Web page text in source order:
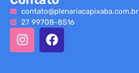
contato@plenariacapixaba.com.br
27 99708-8516